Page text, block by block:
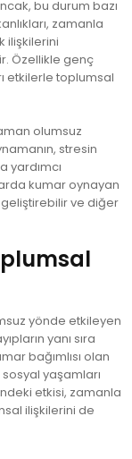
bu durum bazı
zamanla
ilişkilerini
Özellikle genç
etkilerle toplumsal
olumsuz
stresin
yardımcı
kumar oynayan
ve diğer
yönde etkileyen
yanı sıra
bağımlısı olan
yaşamları
etkisi, zamanla
ilişkilerini de